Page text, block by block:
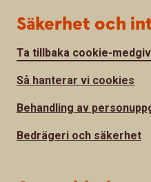
Säkerhet och
Ta tillbaka cookie-
Så hanterar vi cookies
Behandling av
Bedrägeri och säkerhet